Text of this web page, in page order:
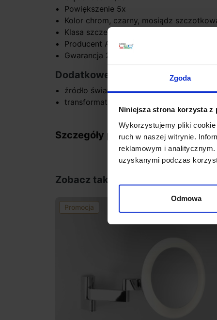
Zgoda
Niniejsza strona korzysta z
Wykorzystujemy pliki
ruch w naszej witrynie.
reklamowym i
uzyskanymi podczas
Odmowa
Powiększenie 5x
Kolor chrom, czarny, mosiądz
Klasa szczelności IP44
Producent Astro Lighting
Gwarancja 24 miesiące
Dodatkowe informacje:
źródło światła w komplecie
transformator w komplecie
Szczegóły produktu
Zobacz także
Promocja
favorite_border